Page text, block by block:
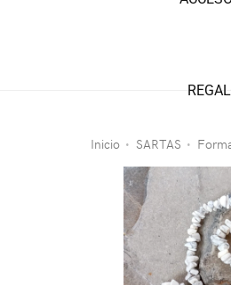
Inicio • SARTAS •